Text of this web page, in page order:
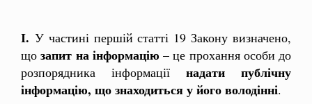
І. У частині першій статті 19 Закону визначено,
щозапит на інформацію – це прохання особи до
розпорядника інформації надати публічну
інформацію, що знаходиться у його володінні.